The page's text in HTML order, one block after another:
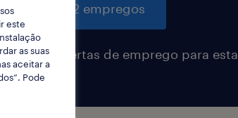
pesquisar 2 empregos
receber alertas de emprego para esta
este
as suas
aceitar a
Pode